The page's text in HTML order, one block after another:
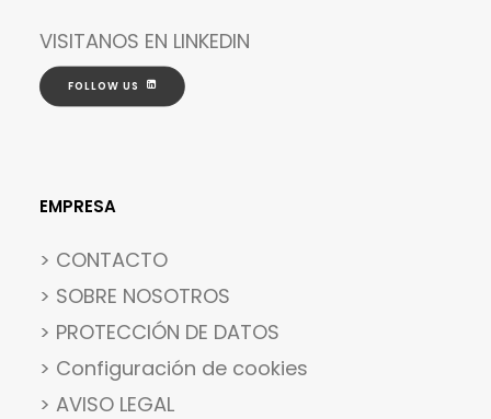
VISITANOS EN LINKEDIN
FOLLOW US
EMPRESA
> CONTACTO
> SOBRE NOSOTROS
> PROTECCIÓN DE DATOS
> Configuración de cookies
> AVISO LEGAL